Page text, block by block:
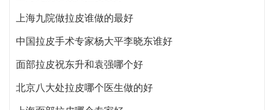
上海九院做拉皮谁做的最好
中国拉皮手术专家杨大平李晓东谁好
面部拉皮祝东升和袁强哪个好
北京八大处拉皮哪个医生做的好